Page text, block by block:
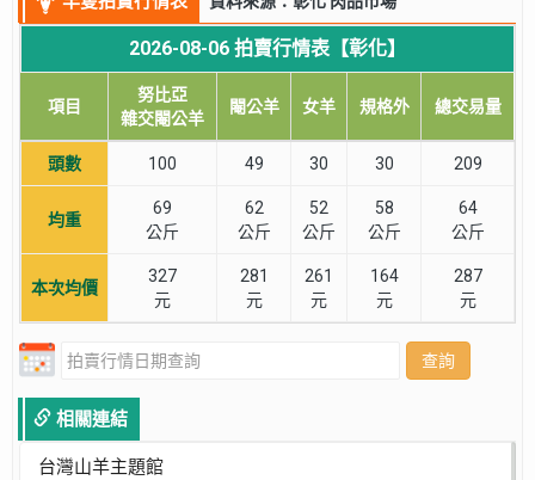
2026-08-06 拍賣行情表【彰化】
項目
努比亞
雜交閹公羊
閹公羊 女羊 規格外 總交易量
頭數 100 49 30 30 209
均重
69
公斤
62
公斤
52
公斤
58
公斤
64
公斤
本次均價
327
元
281
元
261
元
164
元
287
元
查詢
相關連結
台灣山羊主題館